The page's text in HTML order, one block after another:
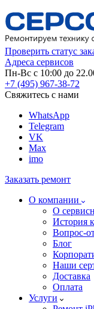
Проверить статус
Адреса сервисов
Пн-Вс с 10:00 до
+7 (495) 967-38-72
Свяжитесь с нами
WhatsApp
Telegram
VK
Max
imo
Заказать ремонт
О компании
О
История
Вопрос-
Блог
Наши
Доставка
Оплата
Услуги